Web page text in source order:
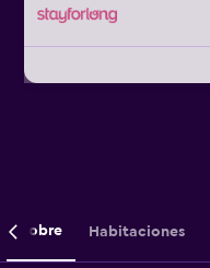
Sobre Habitaciones